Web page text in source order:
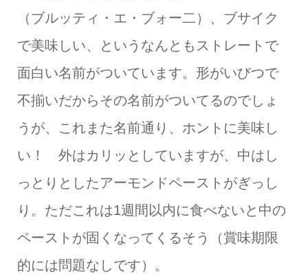
（ブルッティ・エ・ブォー二）、ブサイク
で美味しい、というなんともストレートで
面白い名前がついています。形がいびつで
不揃いだからその名前がついてるのでしょ
うが、これまた名前通り、ホントに美味し
い！ 外はカリッとしていますが、中はし
っとりとしたアーモンドペーストがぎっし
り。ただこれは1週間以内に食べないと中の
ペーストが固くなってくるそう（賞味期限
的には問題なしです）。